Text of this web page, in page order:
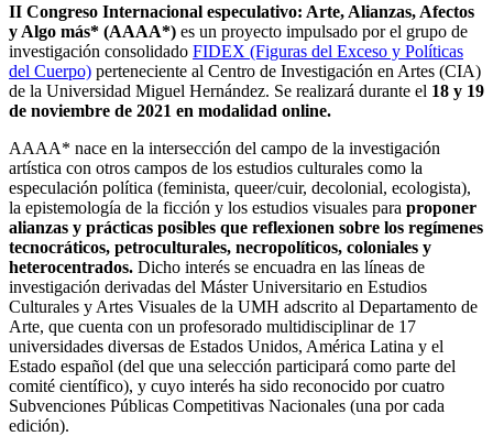
II Congreso Internacional especulativo: Arte, Alianzas, Afectos
y Algo más* (AAAA*) es un proyecto impulsado por el grupo de
investigación consolidado FIDEX (Figuras del Exceso y Políticas
del Cuerpo) perteneciente al Centro de Investigación en Artes (CIA)
de la Universidad Miguel Hernández. Se realizará durante el 18 y 19
de noviembre de 2021 en modalidad online.
AAAA* nace en la intersección del campo de la investigación
artística con otros campos de los estudios culturales como la
especulación política (feminista, queer/cuir, decolonial, ecologista),
la epistemología de la ficción y los estudios visuales para proponer
alianzas y prácticas posibles que reflexionen sobre los regímenes
tecnocráticos, petroculturales, necropolíticos, coloniales y
heterocentrados. Dicho interés se encuadra en las líneas de
investigación derivadas del Máster Universitario en Estudios
Culturales y Artes Visuales de la UMH adscrito al Departamento de
Arte, que cuenta con un profesorado multidisciplinar de 17
universidades diversas de Estados Unidos, América Latina y el
Estado español (del que una selección participará como parte del
comité científico), y cuyo interés ha sido reconocido por cuatro
Subvenciones Públicas Competitivas Nacionales (una por cada
edición).